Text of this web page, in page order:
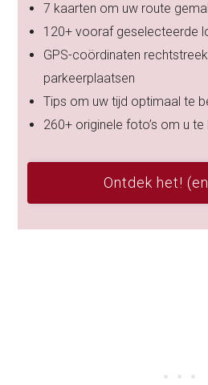
7 kaarten om uw route
120+ vooraf geselecteerde
GPS-coördinaten
parkeerplaatsen
Tips om uw tijd optimaal te
260+ originele foto’s om u te
Ontdek het!